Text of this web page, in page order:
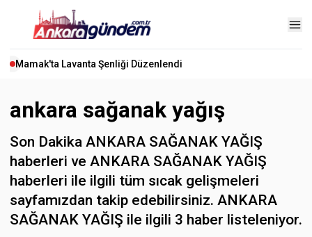
Mamak'ta Lavanta Şenliği Düzenlendi
ankara sağanak yağış
Son Dakika ANKARA SAĞANAK YAĞIŞ
haberleri ve ANKARA SAĞANAK YAĞIŞ
haberleri ile ilgili tüm sıcak gelişmeleri
sayfamızdan takip edebilirsiniz. ANKARA
SAĞANAK YAĞIŞ ile ilgili 3 haber listeleniyor.